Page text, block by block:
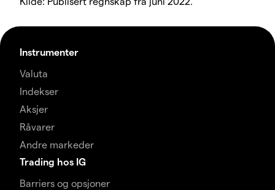
Instrumenter
Valuta
Indekser
Aksjer
Råvarer
Andre markeder
Trading hos IG
Barriers og opsjoner